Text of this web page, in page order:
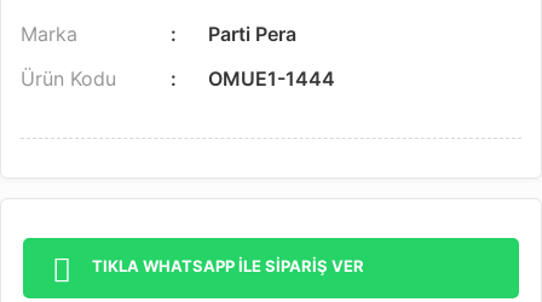
Marka
Parti Pera
Ürün Kodu
OMUE1-1444
TIKLA WHATSAPP İLE SİPARİŞ VER